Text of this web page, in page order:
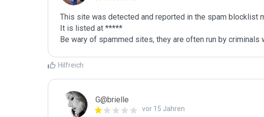
This site was detected and reported in the spam blocklist
It is listed at *****
Be wary of spammed sites, they are often run by criminals
Hilfreich
G@brielle
vor 15 Jahren